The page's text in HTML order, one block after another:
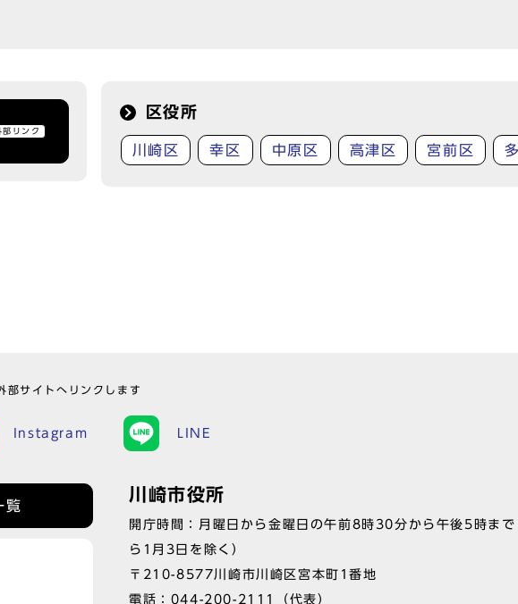
部リンク
区役所
川崎区 幸区 中原区 高津区 宮前区
部サイトへリンクします
Instagram LINE
覧
川崎市役所
開庁時間：月曜日から金曜日の午前8時30分から午後5時ま
ら1月3日を除く）
〒210-8577川崎市川崎区宮本町1番地
電話： 044-200-2111 （代表）